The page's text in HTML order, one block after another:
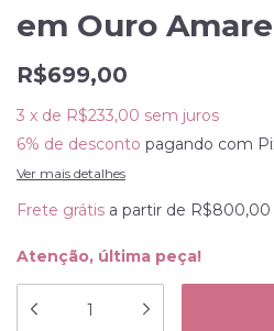
em Ouro
R$699,00
3 x de R$233,00 sem juros
6% de desconto pagando com
Ver mais detalhes
Frete grátis a partir de R$800,00
Atenção, última peça!